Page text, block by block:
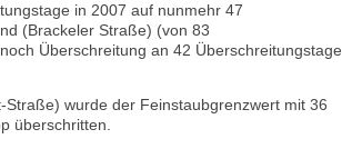
in 2007 auf nunmehr 47
(Brackeler Straße) (von 83
Überschrei­tung an 42 Überschreitungstage
wurde der Feinstaubgrenzwert mit 36
überschritten.